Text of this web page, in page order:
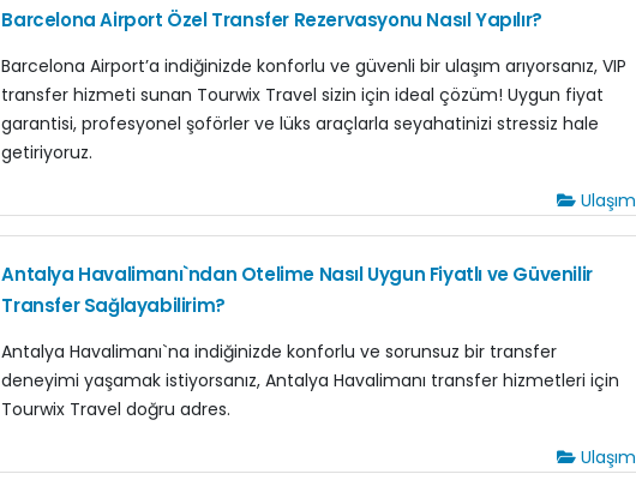
Barcelona Airport Özel Transfer Rezervasyonu Nasıl Yapılır?
Barcelona Airport’a indiğinizde konforlu ve güvenli bir ulaşım arıyorsanız, VIP
transfer hizmeti sunan Tourwix Travel sizin için ideal çözüm! Uygun fiyat
garantisi, profesyonel şoförler ve lüks araçlarla seyahatinizi stressiz hale
getiriyoruz.
Ulaşım
Antalya Havalimanı`ndan Otelime Nasıl Uygun Fiyatlı ve Güvenilir
Transfer Sağlayabilirim?
Antalya Havalimanı`na indiğinizde konforlu ve sorunsuz bir transfer
deneyimi yaşamak istiyorsanız, Antalya Havalimanı transfer hizmetleri için
Tourwix Travel doğru adres.
Ulaşım